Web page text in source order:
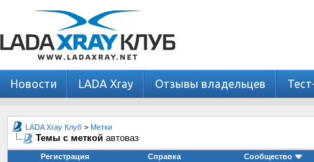
Новости LADA Xray Отзывы владельцев
LADA Xray Клуб > Метки
Темы с меткой автоваз
Регистрация Справка Сообщество